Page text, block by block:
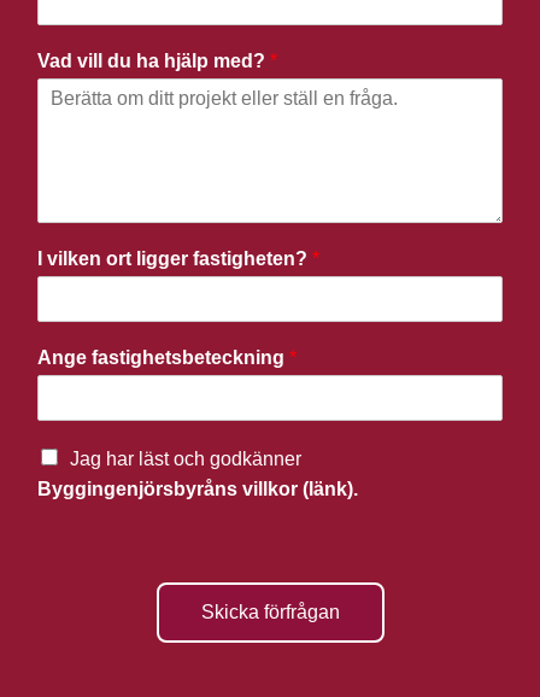
Vad vill du ha hjälp med? *
I vilken ort ligger fastigheten? *
Ange fastighetsbeteckning *
Jag har läst och godkänner
Byggingenjörsbyråns villkor (länk).
Skicka förfrågan